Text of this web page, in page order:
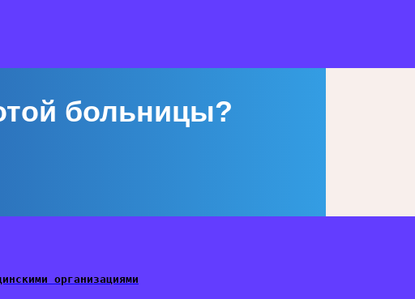
больницы?
организациями